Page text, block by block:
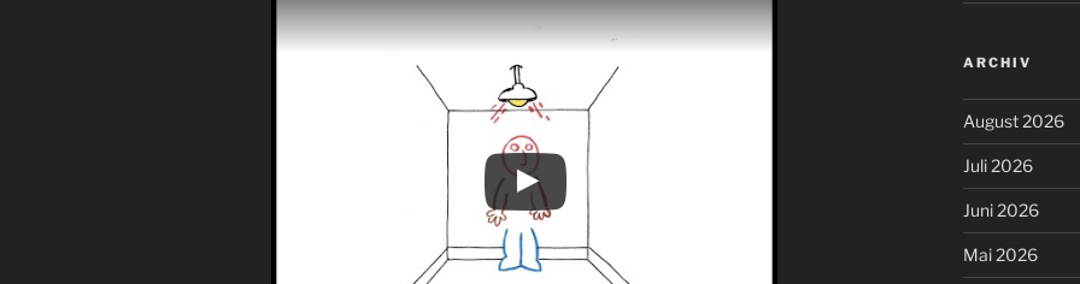
ARCHIV
August 2026
Juli 2026
Juni 2026
Mai 2026